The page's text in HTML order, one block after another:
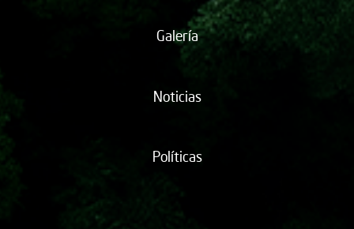
Galería
Noticias
Políticas